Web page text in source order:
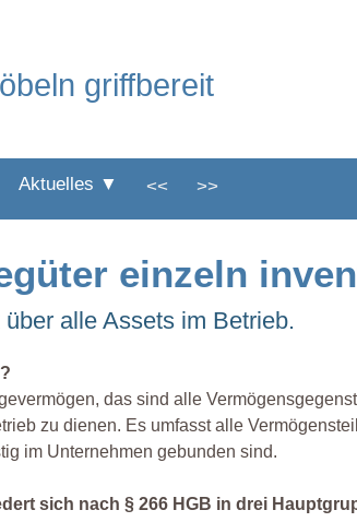
griffbereit
Aktuelles ▼ << >>
einzeln
alle Assets im Betrieb.
das sind alle
zu dienen. Es umfasst alle
im Unternehmen gebunden sind.
sich nach § 266 HGB in drei